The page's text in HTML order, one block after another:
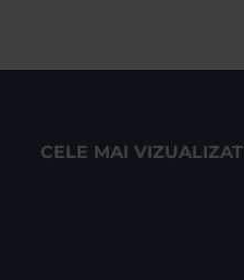
CELE MAI